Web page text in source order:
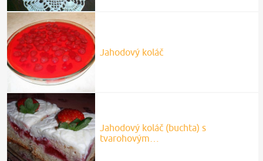
Jahodový koláč
Jahodový koláč (buchta) s
tvarohovým…